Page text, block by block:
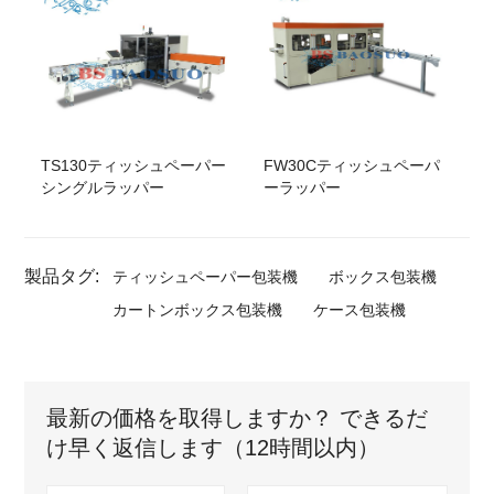
TS130ティッシュペーパー
シングルラッパー
FW30Cティッシュペーパ
ーラッパー
製品タグ: ティッシュペーパー包装機
ボックス包装機
カートンボックス包装機
ケース包装機
最新の価格を取得しますか？ できるだ
け早く返信します（12時間以内）